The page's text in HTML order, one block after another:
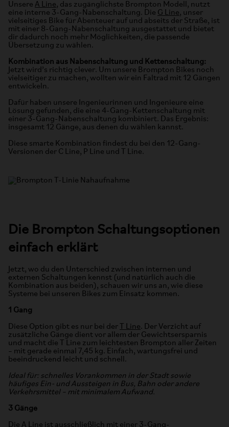
Unsere A Line, das zugänglichste Brompton Modell, nutzt
eine interne 3-Gang-Nabenschaltung. Die G Line, unser
vielseitiges Bike für Abenteuer auf und abseits der Straße, ist
mit einer 8-Gang-Nabenschaltung ausgestattet und bietet
dir dadurch noch mehr Möglichkeiten, die passende
Übersetzung zu wählen.
Kombination aus Nabenschaltung und Kettenschaltung:
Jetzt wird’s richtig clever. Um unsere Brompton Bikes noch
vielseitiger zu machen, wollten wir ein Faltrad mit 12 Gängen
entwickeln.
Dafür haben unsere Ingenieurinnen und Ingenieure eine
Lösung gefunden, die eine 4-Gang-Kettenschaltung mit
einer 3-Gang-Nabenschaltung kombiniert. Das Ergebnis:
insgesamt 12 Gänge, aus denen du wählen kannst.
Diese smarte Kombination findest du bei den 12-Gang-
Versionen der C Line, P Line und T Line.
Die Brompton Schaltungsoptionen
einfach erklärt
Jetzt, wo du den Unterschied zwischen internen und
externen Schaltungen kennst (und natürlich auch die
Kombination aus beiden), schauen wir uns an, wie diese
Systeme bei unseren Bikes zum Einsatz kommen.
1 Gang
Diese Option gibt es nur bei der
T Line. Der Verzicht auf
zusätzliche Gänge dient vor allem der Gewichtsersparnis
und macht die T Line zum leichtesten Brompton aller Zeiten
– mit gerade einmal 7,45 kg. Einfach, wartungsfrei und
beeindruckend leicht und schnell.
Ideal für: schnelles Vorankommen in der Stadt sowie
häufiges Ein- und Aussteigen in Bus, Bahn oder andere
Verkehrsmittel – mit minimalem Aufwand.
3 Gänge
Die A Line ist ausschließlich mit einer 3-Gang-